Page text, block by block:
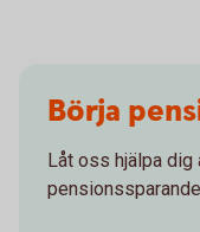
Börja
Låt oss hjälpa dig